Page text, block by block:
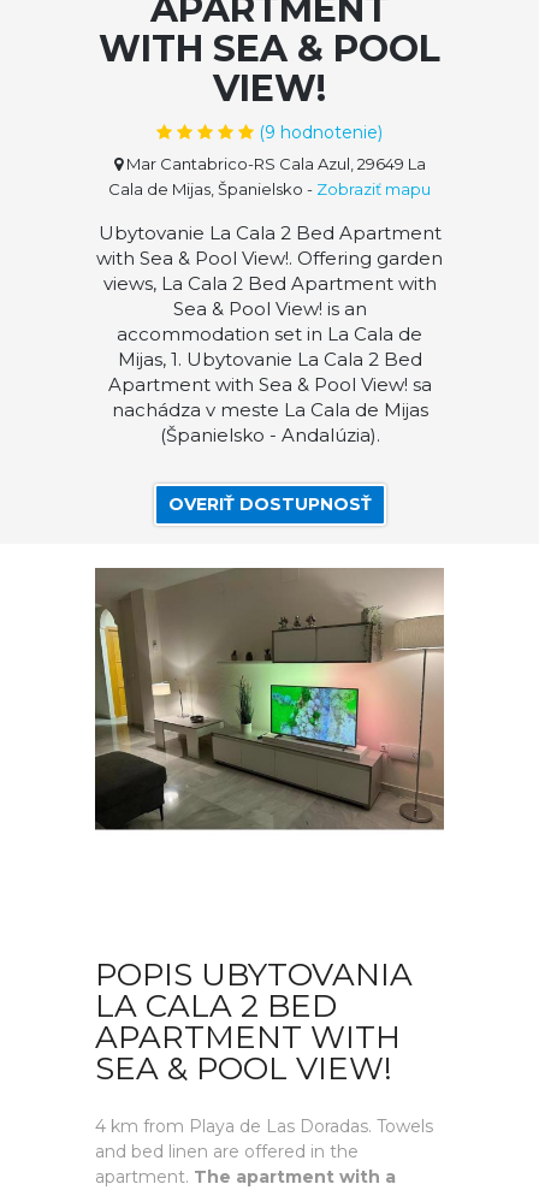
APARTMENT
WITH SEA & POOL
VIEW!
(9 hodnotenie)
Mar Cantabrico-RS Cala Azul, 29649 La
Cala de Mijas, Španielsko - Zobraziť mapu
Ubytovanie La Cala 2 Bed Apartment
with Sea & Pool View!. Offering garden
views, La Cala 2 Bed Apartment with
Sea & Pool View! is an
accommodation set in La Cala de
Mijas, 1. Ubytovanie La Cala 2 Bed
Apartment with Sea & Pool View! sa
nachádza v meste La Cala de Mijas
(Španielsko - Andalúzia).
OVERIŤ DOSTUPNOSŤ
POPIS UBYTOVANIA
LA CALA 2 BED
APARTMENT WITH
SEA & POOL VIEW!
4 km from Playa de Las Doradas. Towels
and bed linen are offered in the
apartment. The apartment with a